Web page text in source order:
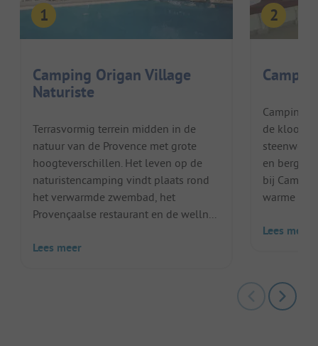
Camping Origan Village
Naturiste
Terrasvormig terrein midden in de
natuur van de Provence met grote
hoogteverschillen. Het leven op de
naturistencamping vindt plaats rond
het verwarmde zwembad, het
Provençaalse restaurant en de welln...
Lees meer
Camping
de kloof
steenworp
en
bij
warme en
Lees meer